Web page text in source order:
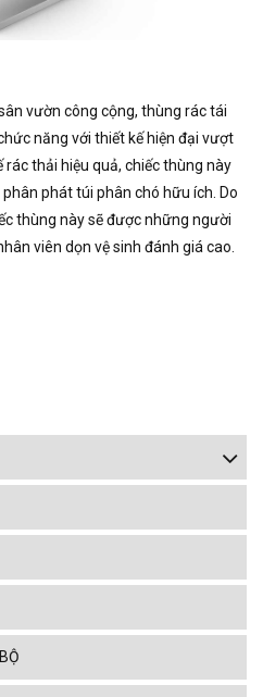
vườn công cộng, thùng rác tái
năng với thiết kế hiện đại vượt
rác thải hiệu quả, chiếc thùng này
phát túi phân chó hữu ích. Do
thùng này sẽ được những người
viên dọn vệ sinh đánh giá cao.